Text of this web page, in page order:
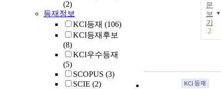
(2)
등재정보
KCI등재 (106)
KCI등재후보
(8)
KCI우수등재
(5)
SCOPUS (3)
SCIE (2)
문
보
기
2